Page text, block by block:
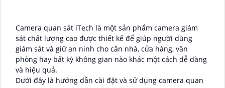
Camera quan sát iTech là một sản phẩm camera giám
sát chất lượng cao được thiết kế để giúp người dùng
giám sát và giữ an ninh cho căn nhà, cửa hàng, văn
phòng hay bất kỳ không gian nào khác một cách dễ dàng
và hiệu quả.
Dưới đây là hướng dẫn cài đặt và sử dụng camera quan